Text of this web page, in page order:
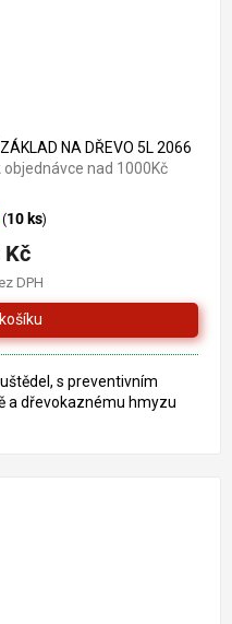
NA DŘEVO 5L 2066
objednávce nad 1000Kč
(10 ks)
DPH
Kč
s preventivním
a dřevokaznému hmyzu